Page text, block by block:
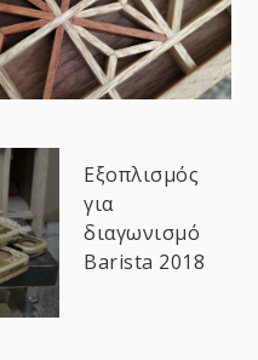
Εξοπλισμός
για
διαγωνισμό
Barista 2018